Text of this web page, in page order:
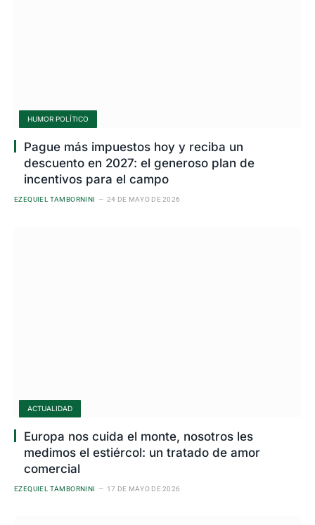
HUMOR POLÍTICO
Pague más impuestos hoy y reciba un
descuento en 2027: el generoso plan de
incentivos para el campo
EZEQUIEL TAMBORNINI 24 DE MAYO DE 2026
ACTUALIDAD
Europa nos cuida el monte, nosotros les
medimos el estiércol: un tratado de amor
comercial
EZEQUIEL TAMBORNINI 17 DE MAYO DE 2026